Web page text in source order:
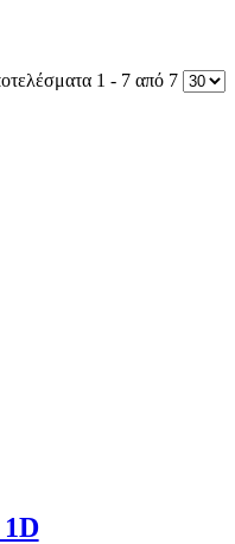
1 - 7 από 7